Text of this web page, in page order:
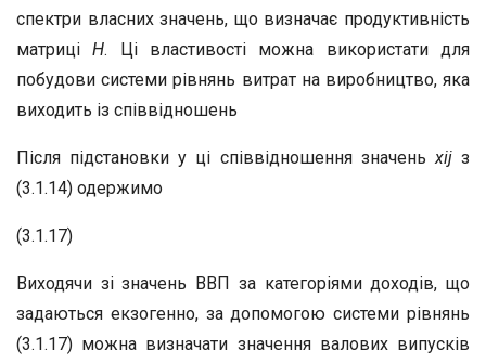
спектри власних значень, що визначає продуктивність
матриціH. Ці властивості можна використати для
побудови системи рівнянь витрат на виробництво, яка
виходить із співвідношень
Після підстановки у ці співвідношення значеньxijз
(3.1.14) одержимо
(3.1.17)
Виходячи зі значень ВВП за категоріями доходів, що
задаються екзогенно, за допомогою системи рівнянь
(3.1.17) можна визначати значення валових випусків